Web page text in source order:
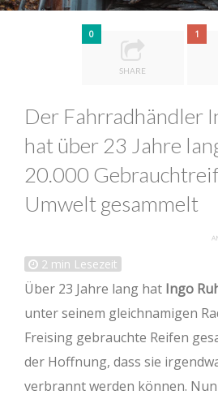
0
SHARE
1
Der Fahrradhändler
hat über 23 Jahre
20.000
Umwelt gesammelt
2 min Lesezeit
Über 23 Jahre lang hat Ingo
unter seinem gleichnamigen
Freising gebrauchte Reifen
der Hoffnung, dass sie
verbrannt werden können.